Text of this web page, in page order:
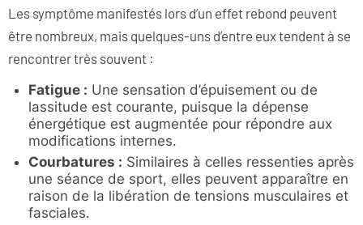
Les symptôme manifestés lors d’un effet rebond peuvent
être nombreux, mais quelques-uns d’entre eux tendent à se
rencontrer très souvent :
Fatigue : Une sensation d’épuisement ou de
lassitude est courante, puisque la dépense
énergétique est augmentée pour répondre aux
modifications internes.
Courbatures : Similaires à celles ressenties après
une séance de sport, elles peuvent apparaître en
raison de la libération de tensions musculaires et
fasciales.